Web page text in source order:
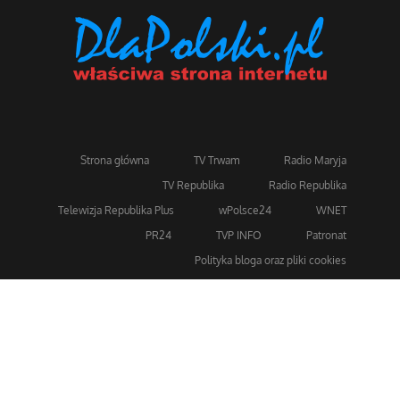
Strona główna TV Trwam
Radio Maryja
TV Republika
Radio Republika
Telewizja Republika Plus
wPolsce24
WNET
PR24
TVP INFO
Patronat
Polityka bloga oraz pliki cookies